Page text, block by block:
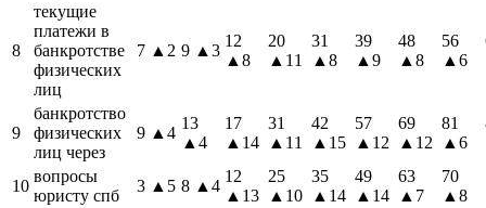
8
текущие
платежи в
банкротстве
физических
лиц
7 ▲2 9 ▲3
12
▲8
20
▲11
31
▲8
39
▲9
48
▲8
56
▲6
9
банкротство
физических
лиц через
9 ▲4
13
▲4
17
▲14
31
▲11
42
▲15
57
▲12
69
▲12
81
▲6
10
вопросы
юристу спб
3 ▲5 8 ▲4
12
▲13
25
▲10
35
▲14
49
▲14
63
▲7
70
▲8